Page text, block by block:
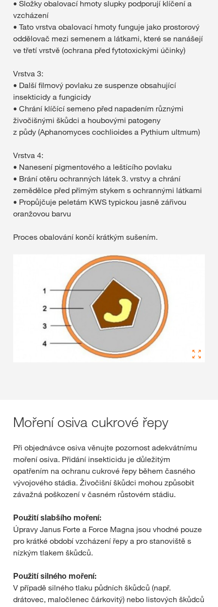
• Složky obalovací hmoty slupky podporují klíčení a
vzcházení
• Tato vrstva obalovací hmoty funguje jako prostorový
oddělovač mezi semenem a látkami, které se nanášejí
ve třetí vrstvě (ochrana před fytotoxickými účinky)
Vrstva 3:
• Další filmový povlaku ze suspenze obsahující
insekticidy a fungicidy
• Chrání klíčící semeno před napadením různými
živočišnými škůdci a houbovými patogeny
z půdy (Aphanomyces cochlioides a Pythium ultmum)
Vrstva 4:
• Nanesení pigmentového a leštícího povlaku
• Brání otěru ochranných látek 3. vrstvy a chrání
zemědělce před přímým stykem s ochrannými látkami
• Propůjčuje peletám KWS typickou jasně zářivou
oranžovou barvu
Proces obalování končí krátkým sušením.
Moření osiva cukrové řepy
Při objednávce osiva věnujte pozornost adekvátnímu
moření osiva. Přidání insekticidu je důležitým
opatřením na ochranu cukrové řepy během časného
vývojového stádia. Živočišní škůdci mohou způsobit
závažná poškození v časném růstovém stádiu.
Použití slabšího moření:
Úpravy Janus Forte a Force Magna jsou vhodné pouze
pro krátké období vzcházení řepy a pro stanoviště s
nízkým tlakem škůdců.
Použití silného moření:
V případě silného tlaku půdních škůdců (např.
drátovec, maločlenec čárkovitý) nebo listových škůdců